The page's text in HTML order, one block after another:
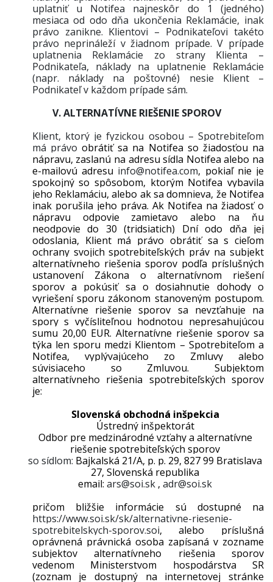
uplatniť u Notifea najneskôr do 1 (jedného)
mesiaca od odo dňa ukončenia Reklamácie, inak
právo zanikne. Klientovi – Podnikateľovi takéto
právo neprináleží v žiadnom prípade. V prípade
uplatnenia Reklamácie zo strany Klienta –
Podnikateľa, náklady na uplatnenie Reklamácie
(napr. náklady na poštovné) nesie Klient –
Podnikateľ v každom prípade sám.
V. ALTERNATÍVNE RIEŠENIE SPOROV
Klient, ktorý je fyzickou osobou – Spotrebiteľom
má právoobrátiť sa na Notifea so žiadosťou na
nápravu, zaslanú na adresu sídla Notifea alebo na
e-mailovú adresu info@notifea.com, pokiaľ nie je
spokojný so spôsobom, ktorým Notifea vybavila
jeho Reklamáciu, alebo ak sa domnieva, že Notifea
inak porušila jeho práva. Ak Notifea na žiadosť o
nápravu odpovie zamietavo alebo na ňu
neodpovie do 30 (tridsiatich) Dní odo dňa jej
odoslania, Klient má právo obrátiť sa s cieľom
ochrany svojich spotrebiteľských práv na subjekt
alternatívneho riešenia sporov podľa príslušných
ustanovení Zákona o alternatívnom riešení
sporova pokúsiť sa o dosiahnutie dohody o
vyriešení sporu zákonom stanoveným postupom.
Alternatívne riešenie sporov sa nevzťahuje na
spory s vyčísliteľnou hodnotou nepresahujúcou
sumu 20,00 EUR. Alternatívne riešenie sporov sa
týka len sporu medzi Klientom – Spotrebiteľom a
Notifea, vyplývajúceho zo Zmluvy alebo
súvisiaceho so Zmluvou. Subjektom
alternatívneho riešenia spotrebiteľských sporov
je:
Slovenská obchodná inšpekcia
Ústredný inšpektorát
Odbor pre medzinárodné vzťahy a alternatívne
riešenie spotrebiteľských sporov
so sídlom: Bajkalská 21/A, p. p. 29, 827 99 Bratislava
27, Slovenská republika
email:ars@soi.sk ,adr@soi.sk
pričom bližšie informácie sú dostupné na
https://www.soi.sk/sk/alternativne-riesenie-
spotrebitelskych-sporov.soi, alebo príslušná
oprávnená právnická osoba zapísaná v zozname
subjektov alternatívneho riešenia sporov
vedenom Ministerstvom hospodárstva SR
(zoznam je dostupný na internetovej stránke